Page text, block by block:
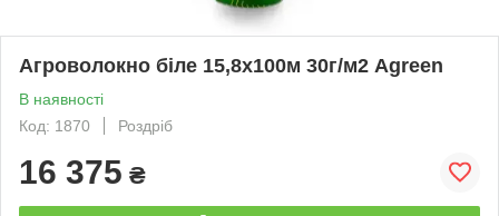
Агроволокно біле 15,8х100м 30г/м2 Agreen
В наявності
Код: 1870
Роздріб
16 375 ₴